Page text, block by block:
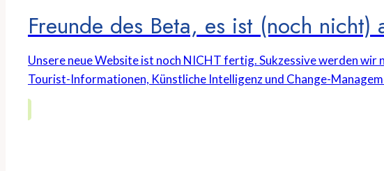
Freunde des Beta, es ist (noch nicht)
Unsere neue Website ist noch NICHT fertig. Sukzessive werden
Tourist-Informationen, Künstliche Intelligenz und Change-